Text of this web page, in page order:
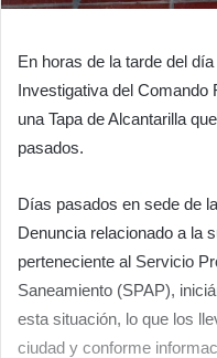
En horas de la tarde del
Investigativa del Comando
una Tapa de Alcantarilla
pasados.
Días pasados en sede de
Denuncia relacionado a la
perteneciente al Servicio
Saneamiento (SPAP),
esta situación, lo que los
ciudad y conforme